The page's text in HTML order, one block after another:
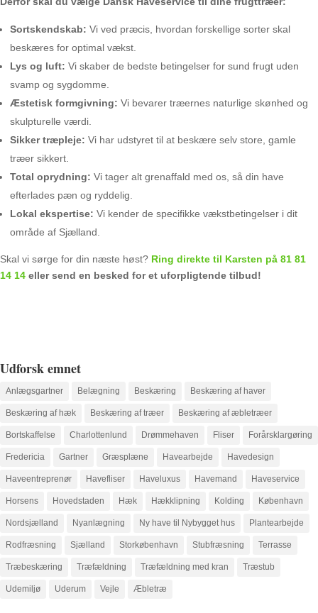
Sortskendskab: Vi ved præcis, hvordan forskellige sorter skal
beskæres for optimal vækst.
Lys og luft: Vi skaber de bedste betingelser for sund frugt uden
svamp og sygdomme.
Æstetisk formgivning: Vi bevarer træernes naturlige skønhed og
skulpturelle værdi.
Sikker træpleje: Vi har udstyret til at beskære selv store, gamle
træer sikkert.
Total oprydning: Vi tager alt grenaffald med os, så din have
efterlades pæn og ryddelig.
Lokal ekspertise: Vi kender de specifikke vækstbetingelser i dit
område af Sjælland.
Skal vi sørge for din næste høst? Ring direkte til Karsten på 81 81
14 14 eller send en besked for et uforpligtende tilbud!
Udforsk emnet
Anlægsgartner Belægning Beskæring Beskæring af haver
Beskæring af hæk Beskæring af træer Beskæring af æbletræer
Bortskaffelse Charlottenlund Drømmehaven Fliser Forårsklargøring
Fredericia Gartner Græsplæne Havearbejde Havedesign
Haveentreprenør Havefliser Haveluxus Havemand Haveservice
Horsens Hovedstaden Hæk Hækklipning Kolding København
Nordsjælland Nyanlægning Ny have til Nybygget hus Plantearbejde
Rodfræsning Sjælland Storkøbenhavn Stubfræsning Terrasse
Træbeskæring Træfældning Træfældning med kran Træstub
Udemiljø Uderum Vejle Æbletræ